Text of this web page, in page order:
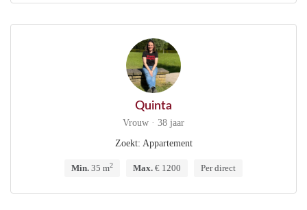
Quinta
Vrouw · 38 jaar
Zoekt: Appartement
Min. 35 m2 Max. € 1200 Per direct